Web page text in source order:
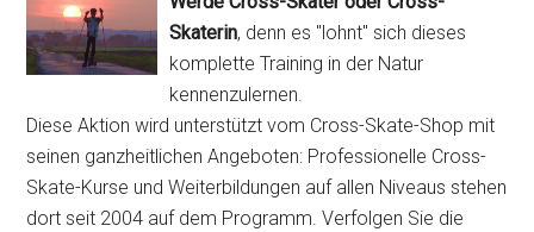
Skaterin, denn es "lohnt" sich dieses
komplette Training in der Natur
kennenzulernen.
Diese Aktion wird unterstützt vom Cross-Skate-Shop mit
seinen ganzheitlichen Angeboten: Professionelle Cross-
Skate-Kurse und Weiterbildungen auf allen Niveaus stehen
dort seit 2004 auf dem Programm. Verfolgen Sie die